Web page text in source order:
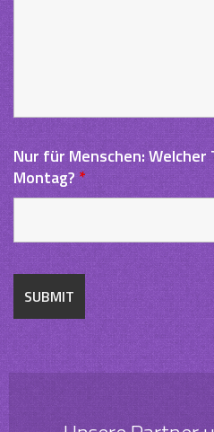
Nur für Menschen: Welcher
Montag?*